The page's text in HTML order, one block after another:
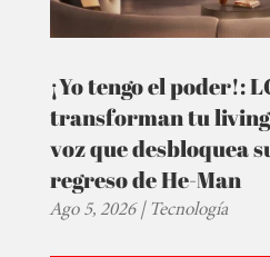
¡Yo tengo el poder!:
transforman tu living
voz que desbloquea
regreso de He-Man
Ago 5, 2026|Tecnología